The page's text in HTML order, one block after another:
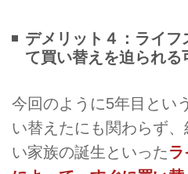
デメリット４：ライフ
て買い替えを迫られる
今回のように5年目とい
い替えたにも関わらず
い家族の誕生といった